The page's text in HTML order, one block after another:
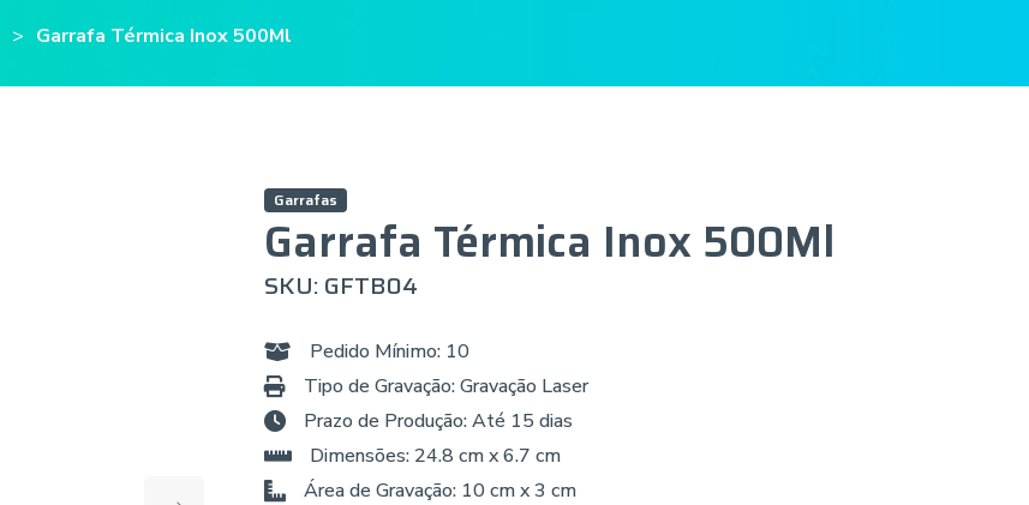
Garrafa Térmica Inox 500Ml
Garrafas
Garrafa Térmica Inox 500Ml
SKU: GFTB04
Pedido Mínimo: 10
Tipo de Gravação: Gravação Laser
Prazo de Produção: Até 15 dias
Dimensões: 24.8 cm x 6.7 cm
Área de Gravação: 10 cm x 3 cm